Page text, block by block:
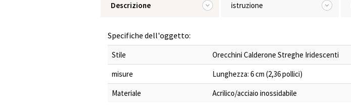
Descrizione istruzione
Specifiche dell'oggetto:
Stile
Orecchini Calderone Streghe Iridescenti
misure
Lunghezza: 6 cm (2,36 pollici)
Materiale
Acrilico/acciaio inossidabile